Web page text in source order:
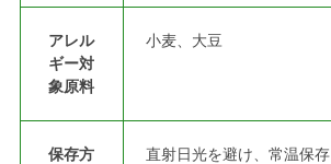
アレル
ギー対
象原料
小麦、大豆
保存方
直射日光を避け、常温保存